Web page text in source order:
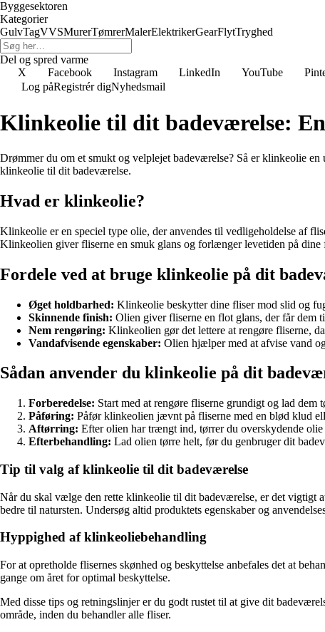
Byggesektoren
Kategorier
GulvTagVVSMurerTømrerMalerElektrikerGearFlytTryghed
Del og spred varme
X
Facebook Instagram LinkedIn YouTube
Log påRegistrér digNyhedsmail
Klinkeolie til dit badeværelse:
Drømmer du om et smukt og velplejet badeværelse? Så er klinkeolie
klinkeolie til dit badeværelse.
Hvad er klinkeolie?
Klinkeolie er en speciel type olie, der anvendes til vedligeholdelse af
Klinkeolien giver fliserne en smuk glans og forlænger levetiden på dine
Fordele ved at bruge klinkeolie på dit
Øget holdbarhed: Klinkeolie beskytter dine fliser mod slid og
Skinnende finish: Olien giver fliserne en flot glans, der får dem
Nem rengøring: Klinkeolien gør det lettere at rengøre fliserne,
Vandafvisende egenskaber: Olien hjælper med at afvise vand
Sådan anvender du klinkeolie på dit
Forberedelse: Start med at rengøre fliserne grundigt og lad
Påføring: Påfør klinkeolien jævnt på fliserne med en blød klud
Aftørring: Efter olien har trængt ind, tørrer du overskydende
Efterbehandling: Lad olien tørre helt, før du genbruger dit
Tip til valg af klinkeolie til dit badeværelse
Når du skal vælge den rette klinkeolie til dit badeværelse, er det vigtigt
bedre til natursten. Undersøg altid produktets egenskaber og
Hyppighed af klinkeoliebehandling
For at opretholde flisernes skønhed og beskyttelse anbefales det at
gange om året for optimal beskyttelse.
Med disse tips og retningslinjer er du godt rustet til at give dit
område, inden du behandler alle fliser.